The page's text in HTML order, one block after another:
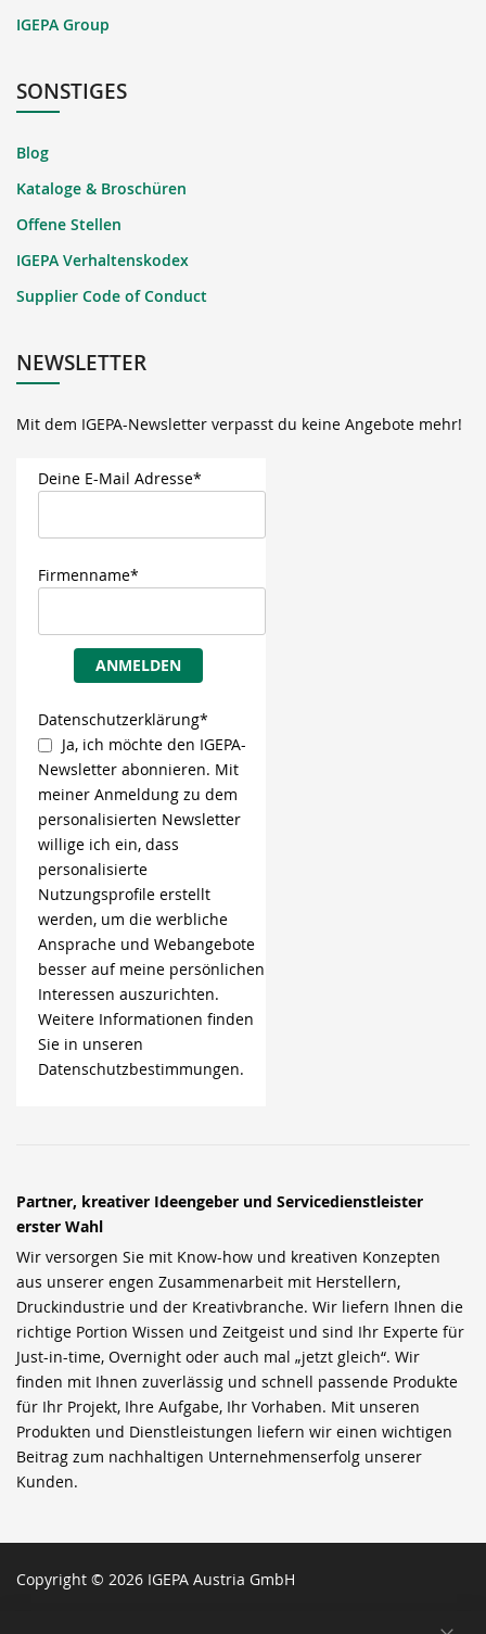
IGEPA Group
SONSTIGES
Blog
Kataloge & Broschüren
Offene Stellen
IGEPA Verhaltenskodex
Supplier Code of Conduct
NEWSLETTER
Mit dem IGEPA-Newsletter verpasst du keine Angebote mehr!
Deine E-Mail Adresse*
Firmenname*
ANMELDEN
Datenschutzerklärung*
Ja, ich möchte den IGEPA-
Newsletter abonnieren. Mit
meiner Anmeldung zu dem
personalisierten Newsletter
willige ich ein, dass
personalisierte
Nutzungsprofile erstellt
werden, um die werbliche
Ansprache und Webangebote
besser auf meine persönlichen
Interessen auszurichten.
Weitere Informationen finden
Sie in unseren
Datenschutzbestimmungen.
Partner, kreativer Ideengeber und Servicedienstleister
erster Wahl
Wir versorgen Sie mit Know-how und kreativen Konzepten
aus unserer engen Zusammenarbeit mit Herstellern,
Druckindustrie und der Kreativbranche. Wir liefern Ihnen die
richtige Portion Wissen und Zeitgeist und sind Ihr Experte für
Just-in-time, Overnight oder auch mal „jetzt gleich“. Wir
finden mit Ihnen zuverlässig und schnell passende Produkte
für Ihr Projekt, Ihre Aufgabe, Ihr Vorhaben. Mit unseren
Produkten und Dienstleistungen liefern wir einen wichtigen
Beitrag zum nachhaltigen Unternehmenserfolg unserer
Kunden.
Copyright © 2026 IGEPA Austria GmbH